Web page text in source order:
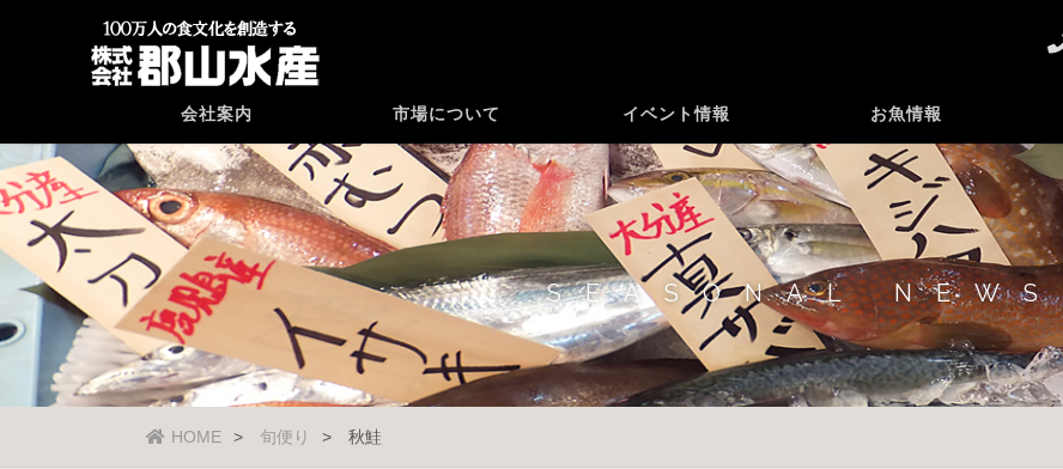
会社案内 市場について イベント情報 お魚情報
SEASONAL NEWS
HOME 旬便り 秋鮭